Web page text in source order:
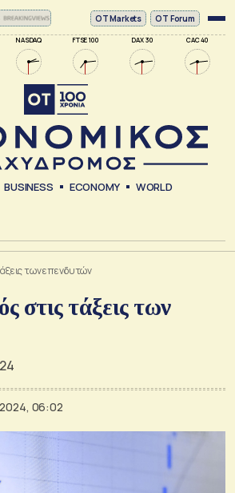
NASDAQ FTSE 100 DAX 30 CAC 40
ΟΤ Markets OT Forum
BUSINESS ECONOMY WORLD
των επενδυτών
στις τάξεις των
06:02